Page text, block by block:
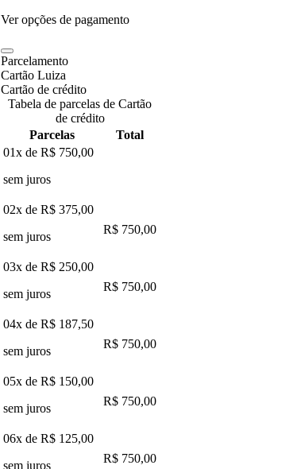
Ver opções de pagamento
Parcelamento
Cartão Luiza
Cartão de crédito
Tabela de parcelas de Cartão
de crédito
Parcelas
Total
01x de R$ 750,00
sem juros
02x de R$ 375,00
sem juros
R$ 750,00
03x de R$ 250,00
sem juros
R$ 750,00
04x de R$ 187,50
sem juros
R$ 750,00
05x de R$ 150,00
sem juros
R$ 750,00
06x de R$ 125,00
sem juros
R$ 750,00